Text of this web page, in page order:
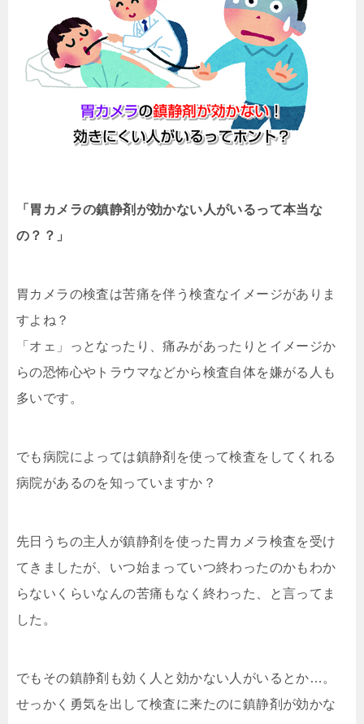
「胃カメラの鎮静剤が効かない人がいるって本当な
の？？」
胃カメラの検査は苦痛を伴う検査なイメージがありま
すよね？
「オェ」っとなったり、痛みがあったりとイメージか
らの恐怖心やトラウマなどから検査自体を嫌がる人も
多いです。
でも病院によっては鎮静剤を使って検査をしてくれる
病院があるのを知っていますか？
先日うちの主人が鎮静剤を使った胃カメラ検査を受け
てきましたが、いつ始まっていつ終わったのかもわか
らないくらいなんの苦痛もなく終わった、と言ってま
した。
でもその鎮静剤も効く人と効かない人がいるとか…。
せっかく勇気を出して検査に来たのに鎮静剤が効かな